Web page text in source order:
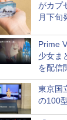
がカプ
月下旬
Prime
少女ま
を配信
東京国
の100